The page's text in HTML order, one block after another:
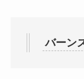
バーン